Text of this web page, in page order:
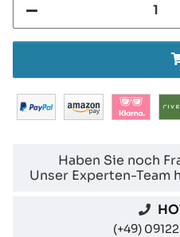
Haben Sie noch
Unser Experten-Team
(+49)